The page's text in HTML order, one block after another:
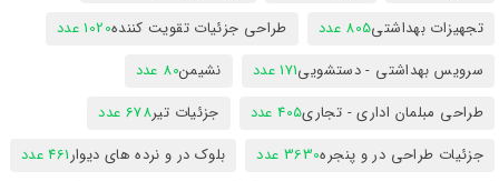
تجهیزات بهداشتی805 عدد طراحی جزئیات تقویت کننده1020 عدد
سرویس بهداشتی - دستشویی171 عدد نشیمن80 عدد
طراحی مبلمان اداری - تجاری405 عدد جزئیات تیر678 عدد
جزئیات طراحی در و پنجره3630 عدد بلوک در و نرده های دیوار461 عدد